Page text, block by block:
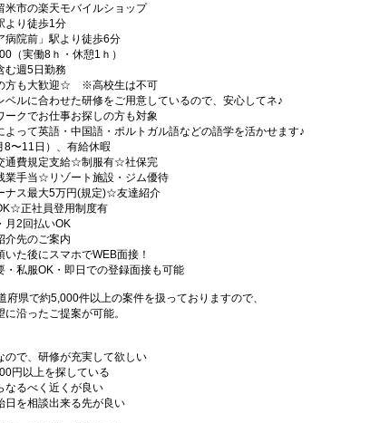
米市の楽天モバイルショップ
より徒歩1分
病院前」駅より徒歩6分
（実働8ｈ・休憩1ｈ）
む週5日勤務
方も大歓迎☆ ※高校生は不可
ベルに合わせた研修をご用意しているので、安心してネ♪
クでお仕事お探しの方も対象
って英語・中国語・ポルトガル語などの語学を活かせます♪
8〜11日）、有給休暇
費規定支給☆制服有☆社保完
業手当☆リゾート施設・ジム優待
ナス最大5万円(規定)☆友達紹介
正社員登用制度有
月2回払いOK
介先のご案内
いた後にスマホでWEB面接！
・私服OK・即日での登録面接も可能
府県で約5,000件以上の案件を扱っておりますので、
に沿ったご提案が可能。
ので、研修が充実して欲しい
円以上を探している
なるべく近くが良い
日を相談出来る先が良い